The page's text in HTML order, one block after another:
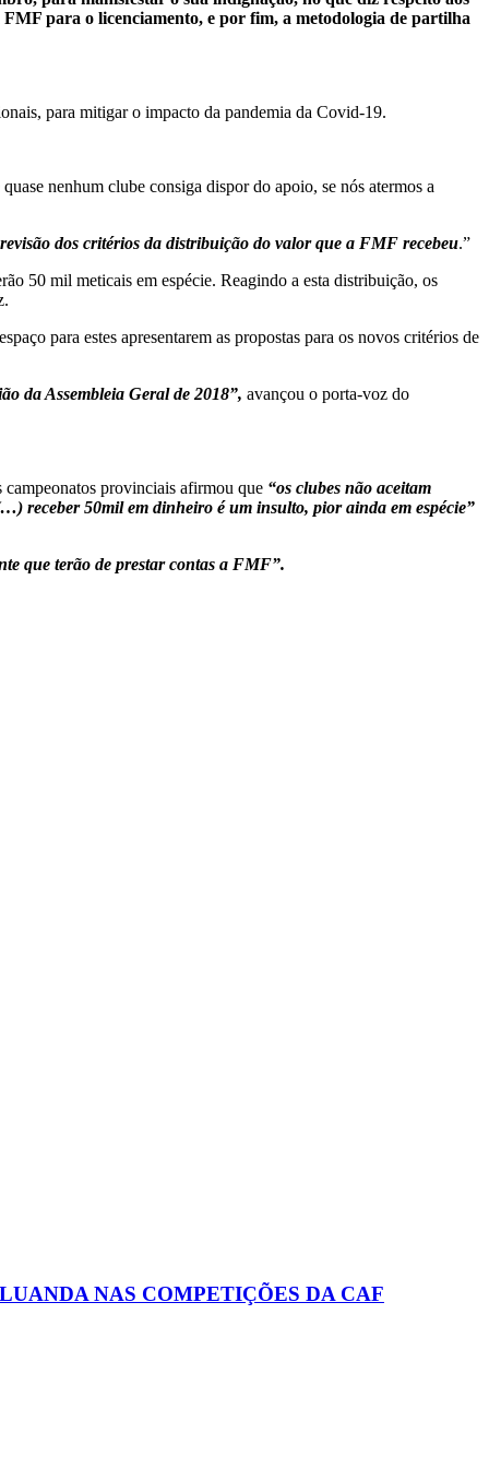
para o licenciamento, e por fim, a metodologia de partilha
para mitigar o impacto da pandemia da Covid-19.
nenhum clube consiga dispor do apoio, se nós atermos a
revisão dos critérios da distribuição do valor que a FMF recebeu.”
50 mil meticais em espécie. Reagindo a esta distribuição, os
para estes apresentarem as propostas para os novos critérios de
da Assembleia Geral de 2018”, avançou o porta-voz do
campeonatos provinciais afirmou que “os clubes não aceitam
receber 50mil em dinheiro é um insulto, pior ainda em espécie”
que terão de prestar contas a FMF”.
NAS COMPETIÇÕES DA CAF